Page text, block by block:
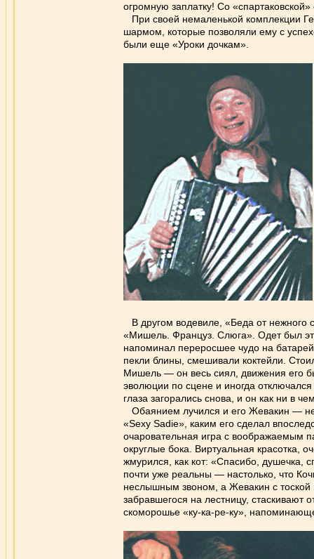
огромную заплатку! Со
При своей немаленькой комплекции
шармом, которые позволяли ему с
были еще «Уроки дочкам».
В другом водевиле, «Беда от нежного
«Мишель. Француз. Слюга». Одет был
напоминал переросшее чудо на
пекли блины, смешивали коктейли.
Мишель — он весь сиял, движения его
эволюции по сцене и иногда
глаза загорались снова, и он как ни в
Обаянием лучился и его Жевакин —
«Sexy Sadie», каким его сделал
очаровательная игра с воображаемым
округлые бока. Виртуальная красотка,
жмурился, как кот: «Спасибо, душечка,
почти уже реальны — настолько, что
неслышным звоном, а Жевакин с
забравшегося на лестницу, стаскивают
скоморошье «ку-ка-ре-ку»,